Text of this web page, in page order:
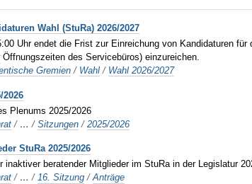
Wahl (StuRa) 2026/2027
Uhr endet die Frist zur Einreichung von Kandidaturen
Öffnungszeiten des Servicebüros) einzureichen.
Gremien / Wahl / Wahl 2026/2027
Plenums 2025/2026
/ …/Sitzungen /2025/2026
StuRa 2025/2026
inaktiver beratender Mitglieder im StuRa in der Legislatur
/ …/16. Sitzung /Anträge